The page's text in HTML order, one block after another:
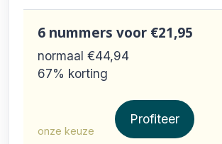
onze keuze
6 nummers voor €21,95
normaal €44,94
67% korting
Profiteer